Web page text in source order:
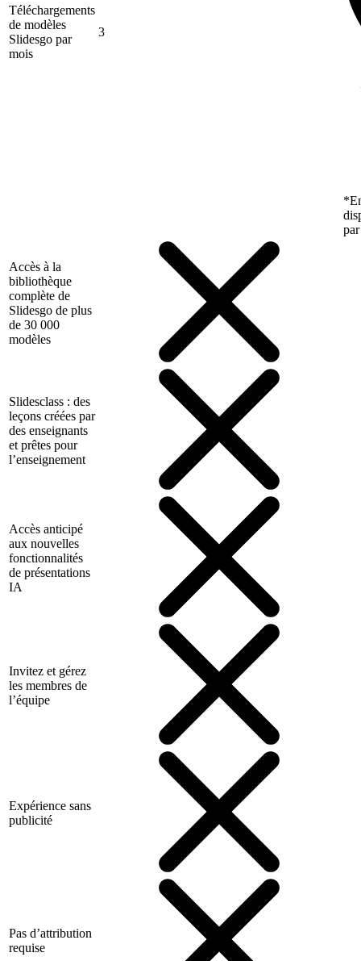
Téléchargements
de modèles
Slidesgo par
mois
3
Accès à la
bibliothèque
complète de
Slidesgo de plus
de 30 000
modèles
Slidesclass : des
leçons créées par
des enseignants
et prêtes pour
l’enseignement
Accès anticipé
aux nouvelles
fonctionnalités
de présentations
IA
Invitez et gérez
les membres de
l’équipe
Expérience sans
publicité
Pas d’attribution
requise